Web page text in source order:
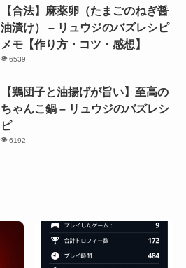
【合法】麻薬卵（たまごのねぎ醤
油漬け） – リュウジのバズレシピ
メモ【作り方・コツ・感想】
6539
【鶏団子と油揚げが旨い】至高の
ちゃんこ鍋 – リュウジのバズレシ
ピ
6192